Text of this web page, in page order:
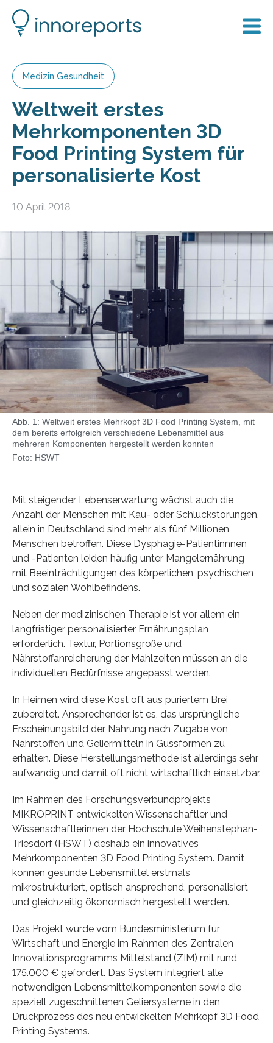
Medizin Gesundheit
Weltweit erstes
Mehrkomponenten 3D
Food Printing System für
personalisierte Kost
10 April 2018
Abb. 1: Weltweit erstes Mehrkopf 3D Food Printing System, mit
dem bereits erfolgreich verschiedene Lebensmittel aus
mehreren Komponenten hergestellt werden konnten
Foto: HSWT
Mit steigender Lebenserwartung wächst auch die
Anzahl der Menschen mit Kau- oder Schluckstörungen,
allein in Deutschland sind mehr als fünf Millionen
Menschen betroffen. Diese Dysphagie-Patientinnnen
und -Patienten leiden häufig unter Mangelernährung
mit Beeinträchtigungen des körperlichen, psychischen
und sozialen Wohlbefindens.
Neben der medizinischen Therapie ist vor allem ein
langfristiger personalisierter Ernährungsplan
erforderlich. Textur, Portionsgröße und
Nährstoffanreicherung der Mahlzeiten müssen an die
individuellen Bedürfnisse angepasst werden.
In Heimen wird diese Kost oft aus püriertem Brei
zubereitet. Ansprechender ist es, das ursprüngliche
Erscheinungsbild der Nahrung nach Zugabe von
Nährstoffen und Geliermitteln in Gussformen zu
erhalten. Diese Herstellungsmethode ist allerdings sehr
aufwändig und damit oft nicht wirtschaftlich einsetzbar.
Im Rahmen des Forschungsverbundprojekts
MIKROPRINT entwickelten Wissenschaftler und
Wissenschaftlerinnen der Hochschule Weihenstephan-
Triesdorf (HSWT) deshalb ein innovatives
Mehrkomponenten 3D Food Printing System. Damit
können gesunde Lebensmittel erstmals
mikrostrukturiert, optisch ansprechend, personalisiert
und gleichzeitig ökonomisch hergestellt werden.
Das Projekt wurde vom Bundesministerium für
Wirtschaft und Energie im Rahmen des Zentralen
Innovationsprogramms Mittelstand (ZIM) mit rund
175.000 € gefördert. Das System integriert alle
notwendigen Lebensmittelkomponenten sowie die
speziell zugeschnittenen Geliersysteme in den
Druckprozess des neu entwickelten Mehrkopf 3D Food
Printing Systems.